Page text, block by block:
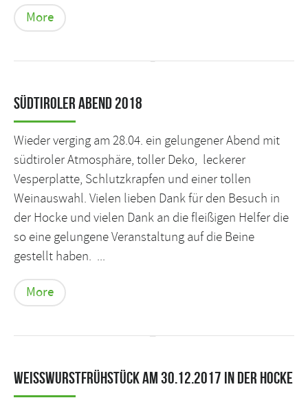
More
Südtiroler Abend 2018
Wieder verging am 28.04. ein gelungener Abend mit
südtiroler Atmosphäre, toller Deko, leckerer
Vesperplatte, Schlutzkrapfen und einer tollen
Weinauswahl. Vielen lieben Dank für den Besuch in
der Hocke und vielen Dank an die fleißigen Helfer die
so eine gelungene Veranstaltung auf die Beine
gestellt haben. ...
More
Weißwurstfrühstück am 30.12.2017 in der Hocke